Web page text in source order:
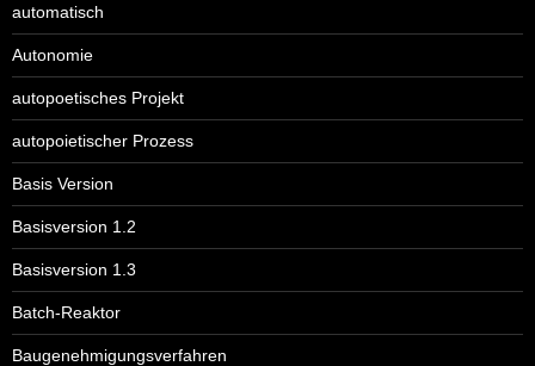
automatisch
Autonomie
autopoetisches Projekt
autopoietischer Prozess
Basis Version
Basisversion 1.2
Basisversion 1.3
Batch-Reaktor
Baugenehmigungsverfahren